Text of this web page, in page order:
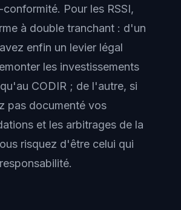
Pour les RSSI,
à double tranchant : d'un
enfin un levier légal
les investissements
CODIR ; de l'autre, si
pas documenté vos
et les arbitrages de la
risquez d'être celui qui